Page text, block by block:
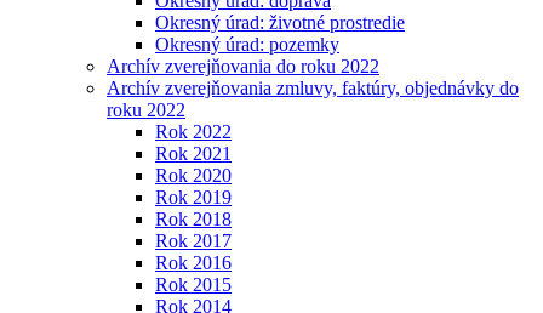
Okresný úrad: životné prostredie
Okresný úrad: pozemky
Archív zverejňovania do roku 2022
Archív zverejňovania zmluvy, faktúry, objednávky do
roku 2022
Rok 2022
Rok 2021
Rok 2020
Rok 2019
Rok 2018
Rok 2017
Rok 2016
Rok 2015
Rok 2014